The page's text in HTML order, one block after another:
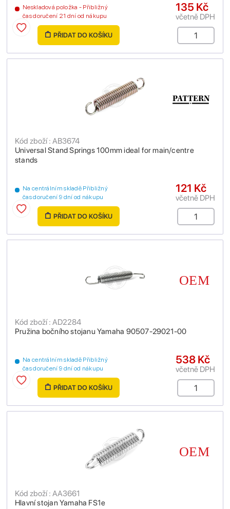
Neskladová položka - Přibližný
čas doručení 21 dní od nákupu
135 Kč
včetně DPH
PŘIDAT DO KOŠÍKU
Universal Stand Springs 100mm ideal for main/centre
stands
Kód zboží : AB3674
Na centrálním skladě Přibližný
čas doručení 9 dní od nákupu
121 Kč
včetně DPH
PŘIDAT DO KOŠÍKU
Pružina bočního stojanu Yamaha 90507-29021-00
Kód zboží : AD2284
Na centrálním skladě Přibližný
čas doručení 9 dní od nákupu
538 Kč
včetně DPH
PŘIDAT DO KOŠÍKU
Hlavní stojan Yamaha FS1e
Kód zboží : AA3661